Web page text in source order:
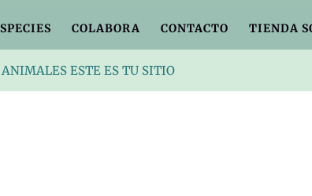
COLABORA CONTACTO TIENDA
ESTE ES TU SITIO